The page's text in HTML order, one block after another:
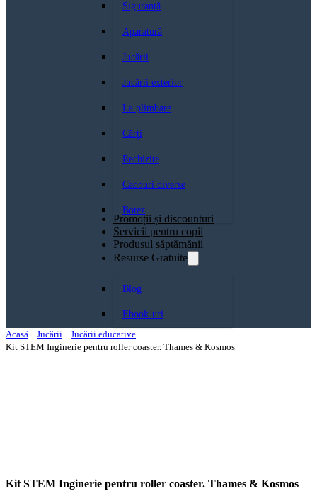
Siguranță
Aparatură
Jucării
Jucării exterior
La plimbare
Cărți
Rechizite
Cadouri diverse
Botez
Promoții și discounturi
Servicii pentru copii
Produsul săptămănii
Resurse Gratuite
Blog
Ebook-uri
Acasă
Jucării
Jucării educative
Kit STEM Inginerie pentru roller coaster. Thames & Kosmos
Kit STEM Inginerie pentru roller coaster. Thames & Kosmos